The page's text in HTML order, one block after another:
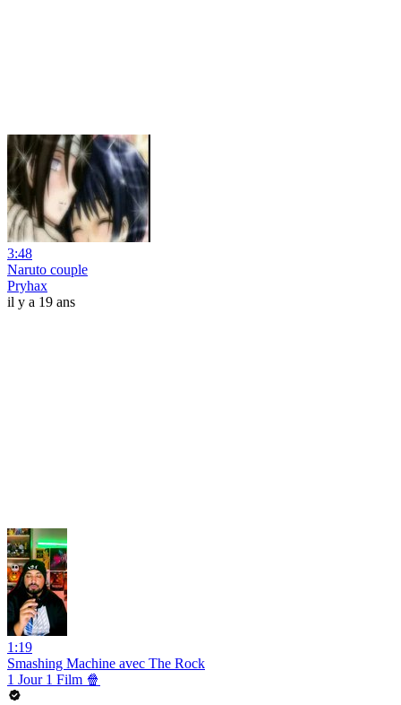
3:48
Naruto couple
Pryhax
il y a 19 ans
1:19
Smashing Machine avec The Rock
1 Jour 1 Film 🍿